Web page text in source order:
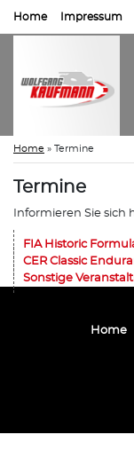
Home Impressum
Home » Termine
Termine
Informieren Sie
FIA Historic
CER Classic
Sonstige
Home